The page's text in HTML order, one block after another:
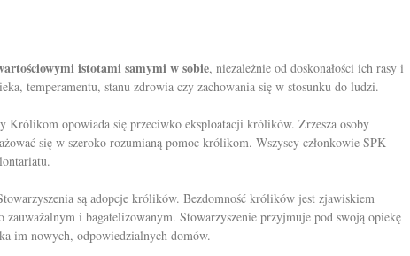
istotami samymi w sobie, niezależnie od doskonałości ich rasy i
temperamentu, stanu zdrowia czy zachowania się w stosunku do ludzi.
Królikom opowiada się przeciwko eksploatacji królików. Zrzesza osoby
się w szeroko rozumianą pomoc królikom. Wszyscy członkowie SPK
są adopcje królików. Bezdomność królików jest zjawiskiem
zauważalnym i bagatelizowanym. Stowarzyszenie przyjmuje pod swoją opiekę
im nowych, odpowiedzialnych domów.